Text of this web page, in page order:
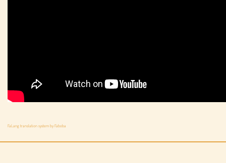
FaLang translation system by Faboba